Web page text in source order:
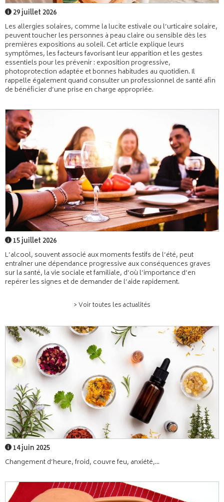
29 juillet 2026
Les allergies solaires, comme la lucite estivale ou l’urticaire solaire,
peuvent toucher les personnes à peau claire ou sensible dès les
premières expositions au soleil. Cet article explique leurs
symptômes, les facteurs favorisant leur apparition et les gestes
essentiels pour les prévenir : exposition progressive,
photoprotection adaptée et bonnes habitudes au quotidien. Il
rappelle également quand consulter un professionnel de santé afin
de bénéficier d’une prise en charge appropriée.
15 juillet 2026
L’alcool, souvent associé aux moments festifs de l’été, peut
entraîner une dépendance progressive aux conséquences graves
sur la santé, la vie sociale et familiale, d’où l’importance d’en
repérer les signes et de demander de l’aide rapidement.
> Voir toutes les actualités
14 juin 2025
Changement d’heure, froid, couvre feu, anxiété,...